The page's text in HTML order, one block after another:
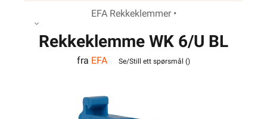
EFA Rekkeklemmer •
Rekkeklemme WK 6/U BL
VO
fra EFA Se/Still ett spørsmål ()